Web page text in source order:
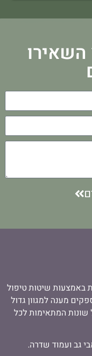
השאירו
באמצעות שיטות טיפול
מענה למגוון גדול
המתאימות לכל